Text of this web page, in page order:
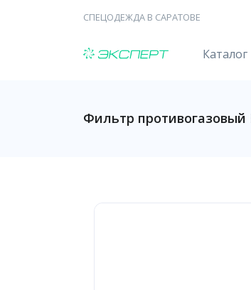
СПЕЦОДЕЖДА В САРАТОВЕ
Каталог
Фильтр противогазовый